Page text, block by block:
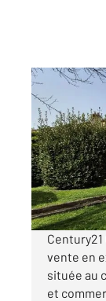
113 m
, 5
Ref : 2635
Maison
Visiter le
vente en
située au
et